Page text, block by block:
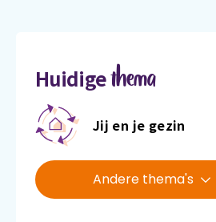
Huidigethema
Jij en je gezin
Andere thema's